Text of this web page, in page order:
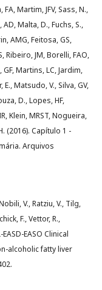
Martim, JFV, Sass, N.,
Malta, D., Fuchs, S.,
AMG, Feitosa, GS,
Ribeiro, JM, Borelli, FAO,
Martins, LC, Jardim,
Matsudo, V., Silva, GV,
D., Lopes, HF,
Klein, MRST, Nogueira,
(2016). Capítulo 1 -
Arquivos
V., Ratziu, V., Tilg,
F., Vettor, R.,
EASO Clinical
alcoholic fatty liver